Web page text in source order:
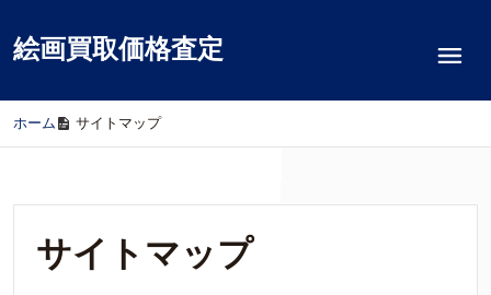
絵画買取価格査定
ホーム / サイトマップ
サイトマップ